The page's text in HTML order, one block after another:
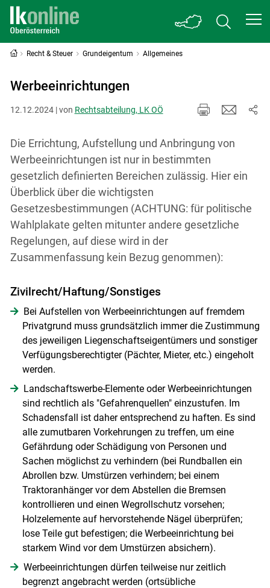
Recht & Steuer Grundeigentum Allgemeines
Werbeeinrichtungen
12.12.2024 | von Rechtsabteilung, LK OÖ
Die Errichtung, Aufstellung und Anbringung von
Werbeeinrichtungen ist nur in bestimmten
gesetzlich definierten Bereichen zulässig. Hier ein
Überblick über die wichtigsten
Gesetzesbestimmungen (ACHTUNG: für politische
Wahlplakate gelten mitunter andere gesetzliche
Regelungen, auf diese wird in der
Zusammenfassung kein Bezug genommen):
Zivilrecht/Haftung/Sonstiges
Bei Aufstellen von Werbeeinrichtungen auf fremdem
Privatgrund muss grundsätzlich immer die Zustimmung
des jeweiligen Liegenschaftseigentümers und sonstiger
Verfügungsberechtigter (Pächter, Mieter, etc.) eingeholt
werden.
Landschaftswerbe-Elemente oder Werbeeinrichtungen
sind rechtlich als "Gefahrenquellen" einzustufen. Im
Schadensfall ist daher entsprechend zu haften. Es sind
alle zumutbaren Vorkehrungen zu treffen, um eine
Gefährdung oder Schädigung von Personen und
Sachen möglichst zu verhindern (bei Rundballen ein
Abrollen bzw. Umstürzen verhindern; bei einem
Traktoranhänger vor dem Abstellen die Bremsen
kontrollieren und einen Wegrollschutz vorsehen;
Holzelemente auf hervorstehende Nägel überprüfen;
lose Teile gut befestigen; die Werbeeinrichtung bei
starkem Wind vor dem Umstürzen absichern).
Werbeeinrichtungen dürfen teilweise nur zeitlich
begrenzt angebracht werden (ortsübliche